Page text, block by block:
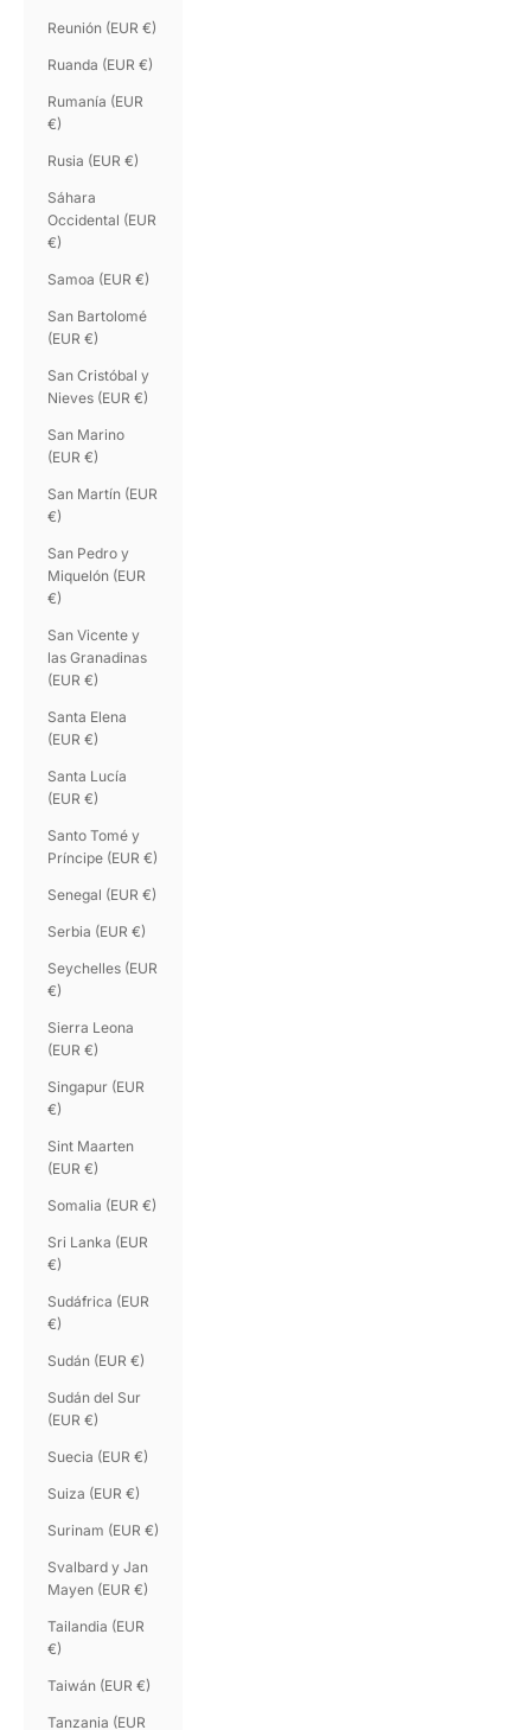
Reunión (EUR €)
Ruanda (EUR €)
Rumanía (EUR
€)
Rusia (EUR €)
Sáhara
Occidental (EUR
€)
Samoa (EUR €)
San Bartolomé
(EUR €)
San Cristóbal y
Nieves (EUR €)
San Marino
(EUR €)
San Martín (EUR
€)
San Pedro y
Miquelón (EUR
€)
San Vicente y
las Granadinas
(EUR €)
Santa Elena
(EUR €)
Santa Lucía
(EUR €)
Santo Tomé y
Príncipe (EUR €)
Senegal (EUR €)
Serbia (EUR €)
Seychelles (EUR
€)
Sierra Leona
(EUR €)
Singapur (EUR
€)
Sint Maarten
(EUR €)
Somalia (EUR €)
Sri Lanka (EUR
€)
Sudáfrica (EUR
€)
Sudán (EUR €)
Sudán del Sur
(EUR €)
Suecia (EUR €)
Suiza (EUR €)
Surinam (EUR €)
Svalbard y Jan
Mayen (EUR €)
Tailandia (EUR
€)
Taiwán (EUR €)
Tanzania (EUR